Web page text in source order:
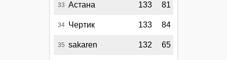
33 Астана 133 81
34 Чертик 133 84
35 sakaren 132 65